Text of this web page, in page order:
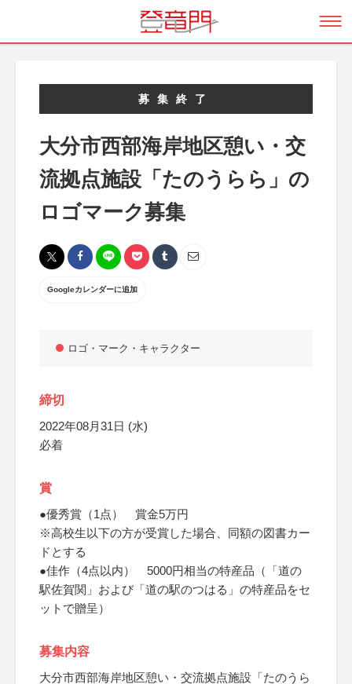
募集終了
大分市西部海岸地区憩い・交
流拠点施設「たのうらら」の
ロゴマーク募集
Googleカレンダーに追加
ロゴ・マーク・キャラクター
締切
2022年08月31日 (水)
必着
賞
●優秀賞（1点） 賞金5万円
※高校生以下の方が受賞した場合、同額の図書カー
ドとする
●佳作（4点以内） 5000円相当の特産品（「道の
駅佐賀関」および「道の駅のつはる」の特産品をセ
ットで贈呈）
募集内容
大分市西部海岸地区憩い・交流拠点施設「たのうら